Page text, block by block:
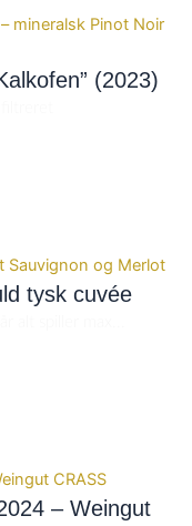
(2023)
tysk cuvée
– Weingut